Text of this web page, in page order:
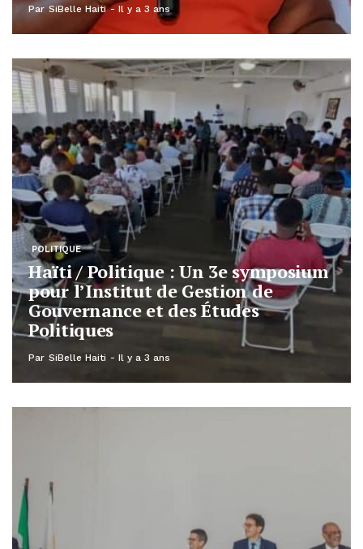
Par SiBelle Haiti Il y a 3 ans
POLITIQUE
Haïti / Politique : Un 3e symposium
pour l’Institut de Gestion de
Gouvernance et des Études
Politiques
Par SiBelle Haiti Il y a 3 ans